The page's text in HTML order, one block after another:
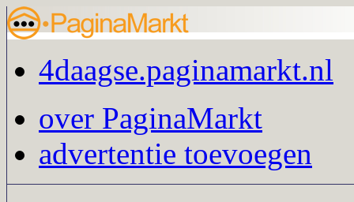
4daagse.paginamarkt.nl
over PaginaMarkt
advertentie toevoegen